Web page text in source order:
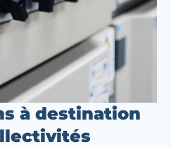
à destination